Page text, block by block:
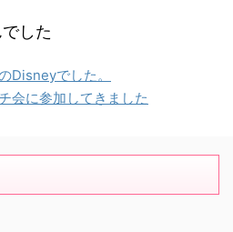
した
Disneyでした。
会に参加してきました